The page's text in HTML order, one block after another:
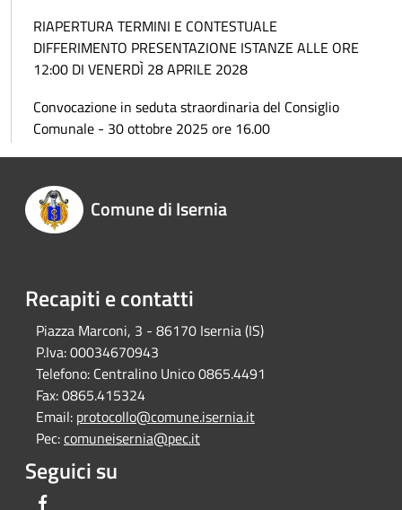
RIAPERTURA TERMINI E CONTESTUALE
DIFFERIMENTO PRESENTAZIONE ISTANZE ALLE ORE
12:00 DI VENERDÌ 28 APRILE 2028
Convocazione in seduta straordinaria del Consiglio
Comunale - 30 ottobre 2025 ore 16.00
Comune di Isernia
Recapiti e contatti
Piazza Marconi, 3 - 86170 Isernia (IS)
P.Iva:00034670943
Telefono: Centralino Unico 0865.4491
Fax:0865.415324
Email: protocollo@comune.isernia.it
Pec:comuneisernia@pec.it
Seguici su